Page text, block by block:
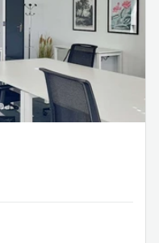
sup> étage de